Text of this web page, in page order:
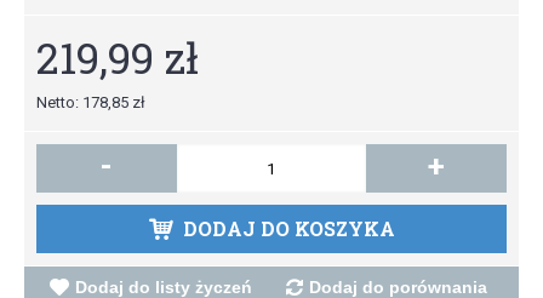
219,99 zł
Netto: 178,85 zł
- +
DODAJ DO KOSZYKA
Dodaj do listy życzeń Dodaj do porównania